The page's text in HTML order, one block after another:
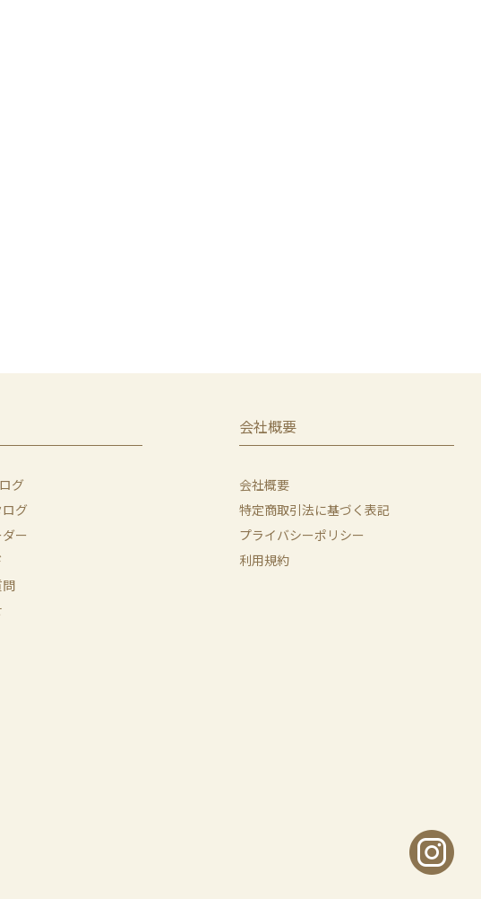
グ
グ
ー
問
会社概要
会社概要
特定商取引法に基づく表記
プライバシーポリシー
利用規約